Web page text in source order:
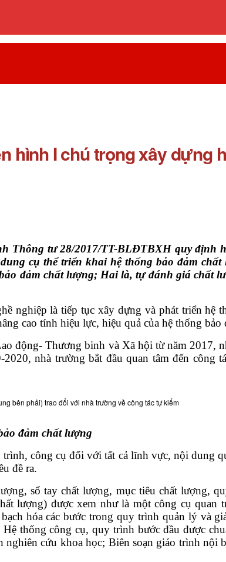
hình I chú trọng xây dựng
Thông tư 28/2017/TT-BLĐTBXH quy định
cụ thể triển khai hệ thống bảo đảm
đảm chất lượng; Hai là, tự đánh giá chất
nghiệp là tiếp tục xây dựng và phát triển hệ
cao tính hiệu lực, hiệu quả của hệ thống bảo
động- Thương binh và Xã hội từ năm 2017,
nhà trường bắt đầu quan tâm đến công
bên phải) trao đổi với nhà trường về công tác tự kiểm
đảm chất lượng
công cụ đối với tất cả lĩnh vực, nội dung
đề ra.
sổ tay chất lượng, mục tiêu chất lượng,
lượng) được xem như là một công cụ quan
hóa các bước trong quy trình quản lý và
thống công cụ, quy trình bước đầu được
nghiên cứu khoa học; Biên soạn giáo trình nội